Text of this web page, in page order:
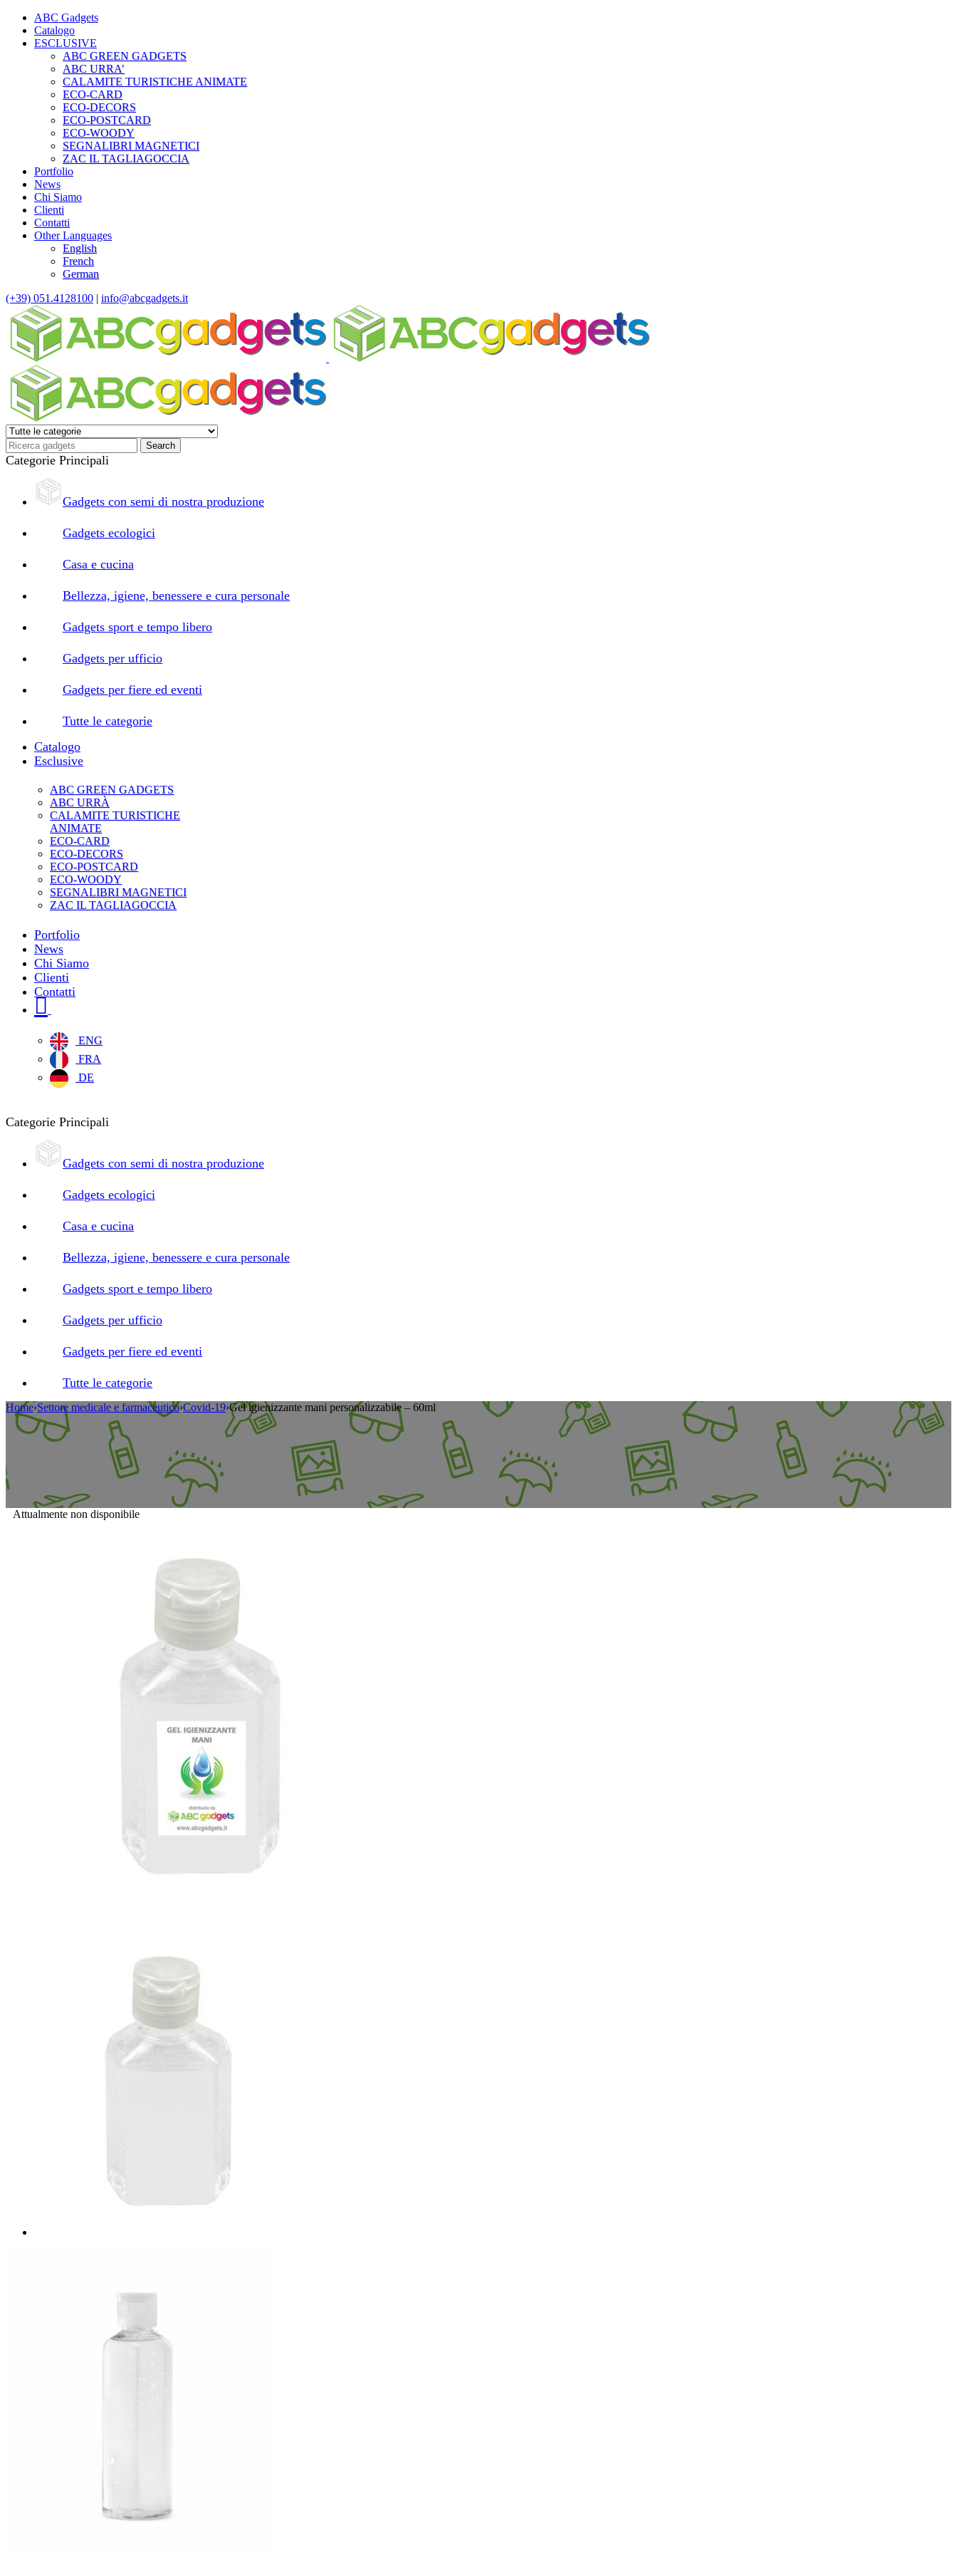
ABC Gadgets
Catalogo
ESCLUSIVE
ABC GREEN GADGETS
ABC URRA’
CALAMITE TURISTICHE ANIMATE
ECO-CARD
ECO-DECORS
ECO-POSTCARD
ECO-WOODY
SEGNALIBRI MAGNETICI
ZAC IL TAGLIAGOCCIA
Portfolio
News
Chi Siamo
Clienti
Contatti
Other Languages
English
French
German
(+39) 051.4128100 | info@abcgadgets.it
Categorie Principali
Gadgets con semi di nostra produzione
Gadgets ecologici
Casa e cucina
Bellezza, igiene, benessere e cura personale
Gadgets sport e tempo libero
Gadgets per ufficio
Gadgets per fiere ed eventi
Tutte le categorie
Catalogo
Esclusive
ABC GREEN GADGETS
ABC URRÀ
CALAMITE TURISTICHE
ANIMATE
ECO-CARD
ECO-DECORS
ECO-POSTCARD
ECO-WOODY
SEGNALIBRI MAGNETICI
ZAC IL TAGLIAGOCCIA
Portfolio
News
Chi Siamo
Clienti
Contatti
ENG
FRA
DE
Categorie Principali
Gadgets con semi di nostra produzione
Gadgets ecologici
Casa e cucina
Bellezza, igiene, benessere e cura personale
Gadgets sport e tempo libero
Gadgets per ufficio
Gadgets per fiere ed eventi
Tutte le categorie
Home›Settore medicale e farmaceutico›Covid-19›Gel igienizzante mani personalizzabile – 60ml
Attualmente non disponibile